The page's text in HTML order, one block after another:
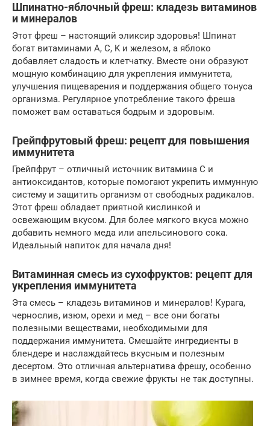
Шпинатно-яблочный фреш: кладезь витаминов
и минералов
Этот фреш – настоящий эликсир здоровья! Шпинат
богат витаминами A, C, K и железом, а яблоко
добавляет сладость и клетчатку. Вместе они образуют
мощную комбинацию для укрепления иммунитета,
улучшения пищеварения и поддержания общего тонуса
организма. Регулярное употребление такого фреша
поможет вам оставаться бодрым и здоровым.
Грейпфрутовый фреш: рецепт для повышения
иммунитета
Грейпфрут – отличный источник витамина C и
антиоксидантов, которые помогают укрепить иммунную
систему и защитить организм от свободных радикалов.
Этот фреш обладает приятной кислинкой и
освежающим вкусом. Для более мягкого вкуса можно
добавить немного меда или апельсинового сока.
Идеальный напиток для начала дня!
Витаминная смесь из сухофруктов: рецепт для
укрепления иммунитета
Эта смесь – кладезь витаминов и минералов! Курага,
чернослив, изюм, орехи и мед – все они богаты
полезными веществами, необходимыми для
поддержания иммунитета. Смешайте ингредиенты в
блендере и наслаждайтесь вкусным и полезным
десертом. Это отличная альтернатива фрешу, особенно
в зимнее время, когда свежие фрукты не так доступны.